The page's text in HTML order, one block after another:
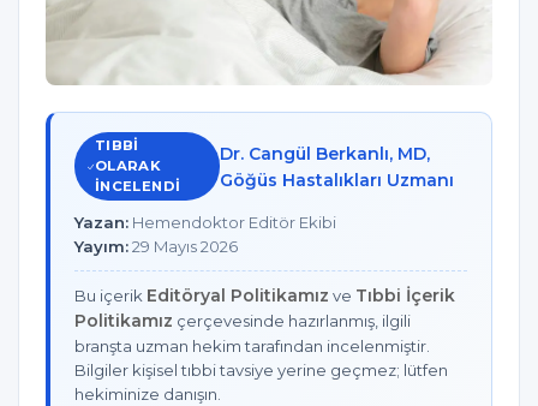
TIBBI
OLARAK
INCELENDI
Dr. Cangül Berkanlı, MD,
Göğüs Hastalıkları Uzmanı
Yazan: Hemendoktor Editör Ekibi
Yayım:29 Mayıs 2026
Bu içerik Editöryal Politikamız ve Tıbbi İçerik
Politikamız çerçevesinde hazırlanmış, ilgili
branşta uzman hekim tarafından incelenmiştir.
Bilgiler kişisel tıbbi tavsiye yerine geçmez; lütfen
hekiminize danışın.